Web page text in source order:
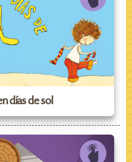
días de sol